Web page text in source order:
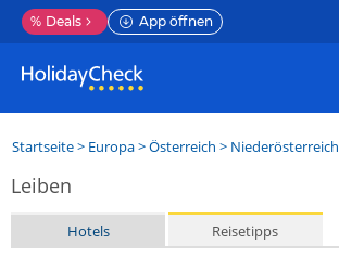
% Deals App öffnen
Startseite> Europa>Österreich > Niederösterreich
Leiben
Hotels Reisetipps